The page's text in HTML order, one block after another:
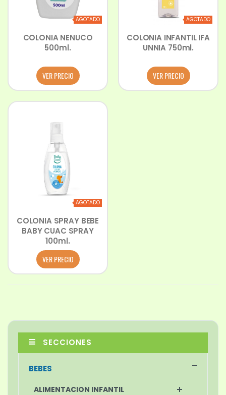
AGOTADO
COLONIA NENUCO
500ml.
VER PRECIO
AGOTADO
COLONIA INFANTIL IFA
UNNIA 750ml.
VER PRECIO
AGOTADO
COLONIA SPRAY BEBE
BABY CUAC SPRAY
100ml.
VER PRECIO
SECCIONES
BEBES
ALIMENTACION INFANTIL